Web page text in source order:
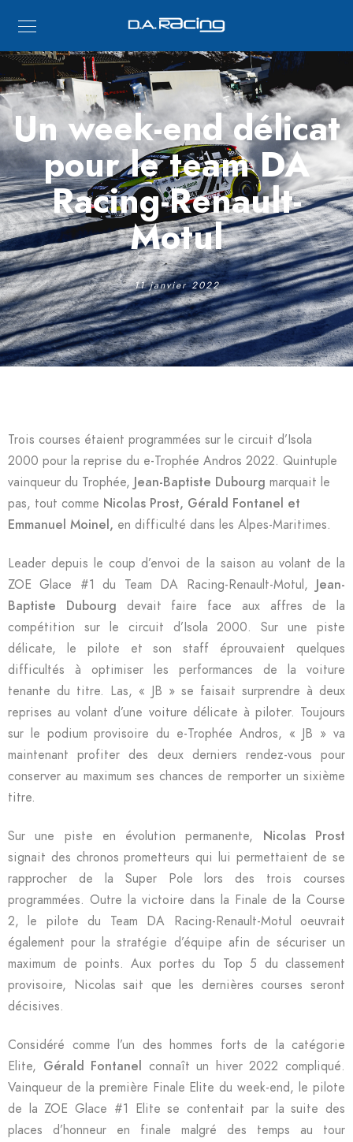
Un week-end délicat
pour le team DA
Racing-Renault-
Motul
11 janvier 2022
Trois courses étaient programmées sur le circuit d’Isola
2000 pour la reprise du e-Trophée Andros 2022. Quintuple
vainqueur du Trophée, Jean-Baptiste Dubourg marquait le
pas, tout comme Nicolas Prost, Gérald Fontanel et
Emmanuel Moinel, en difficulté dans les Alpes-Maritimes.
Leader depuis le coup d’envoi de la saison au volant de la
ZOE Glace #1 du Team DA Racing-Renault-Motul, Jean-
Baptiste Dubourg devait faire face aux affres de la
compétition sur le circuit d’Isola 2000. Sur une piste
délicate, le pilote et son staff éprouvaient quelques
difficultés à optimiser les performances de la voiture
tenante du titre. Las, « JB » se faisait surprendre à deux
reprises au volant d’une voiture délicate à piloter. Toujours
sur le podium provisoire du e-Trophée Andros, « JB » va
maintenant profiter des deux derniers rendez-vous pour
conserver au maximum ses chances de remporter un sixième
titre.
Sur une piste en évolution permanente, Nicolas Prost
signait des chronos prometteurs qui lui permettaient de se
rapprocher de la Super Pole lors des trois courses
programmées. Outre la victoire dans la Finale de la Course
2, le pilote du Team DA Racing-Renault-Motul oeuvrait
également pour la stratégie d’équipe afin de sécuriser un
maximum de points. Aux portes du Top 5 du classement
provisoire, Nicolas sait que les dernières courses seront
décisives.
Considéré comme l’un des hommes forts de la catégorie
Elite, Gérald Fontanel connaît un hiver 2022 compliqué.
Vainqueur de la première Finale Elite du week-end, le pilote
de la ZOE Glace #1 Elite se contentait par la suite des
places d’honneur en finale malgré des temps au tour